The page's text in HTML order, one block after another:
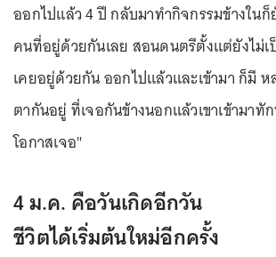
ออกไปแล้ว 4 ปี กลับมาทำกิจกรรมข้างใน
คนที่อยู่ด้วยกันเลย สอนดนตรีตั้งแต่ยังไม่เ
เคยอยู่ด้วยกัน ออกไปแล้วและเข้ามา ก็มี
ตากันอยู่ ที่เจอกันข้างนอกแล้วเขาเข้ามาทั
โอกาสเจอ"
4 ม.ค. คือวันเกิดอีกวัน
ชีวิตได้เริ่มต้นใหม่อีกครั้ง